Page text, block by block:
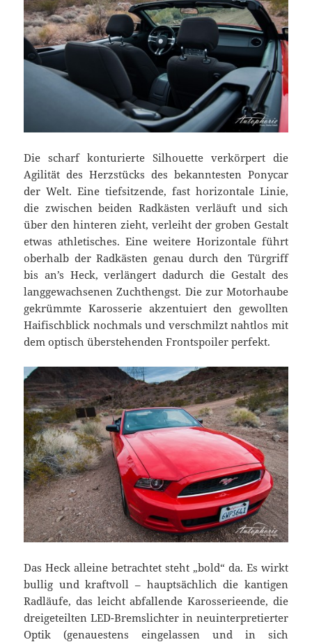
Die scharf konturierte Silhouette verkörpert die
Agilität des Herzstücks des bekanntesten Ponycar
der Welt. Eine tiefsitzende, fast horizontale Linie,
die zwischen beiden Radkästen verläuft und sich
über den hinteren zieht, verleiht der groben Gestalt
etwas athletisches. Eine weitere Horizontale führt
oberhalb der Radkästen genau durch den Türgriff
bis an’s Heck, verlängert dadurch die Gestalt des
langgewachsenen Zuchthengst. Die zur Motorhaube
gekrümmte Karosserie akzentuiert den gewollten
Haifischblick nochmals und verschmilzt nahtlos mit
dem optisch überstehenden Frontspoiler perfekt.
Das Heck alleine betrachtet steht „bold“ da. Es wirkt
bullig und kraftvoll – hauptsächlich die kantigen
Radläufe, das leicht abfallende Karosserieende, die
dreigeteilten LED-Bremslichter in neuinterpretierter
Optik (genauestens eingelassen und in sich